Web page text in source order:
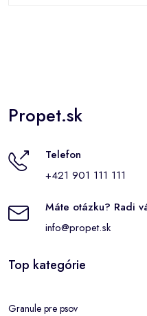
Propet.sk
Telefon
+421 901 111 111
Máte otázku? Radi
info@propet.sk
Top kategórie
Granule pre psov